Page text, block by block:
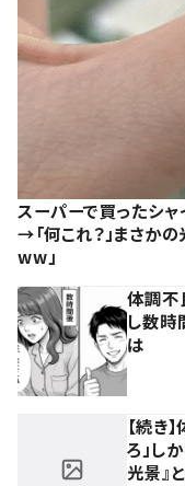
スーパーで買ったシャ
→「何これ？」まさかの
ww」
体調不
し数時
は
【続き
ろ」し
光景』